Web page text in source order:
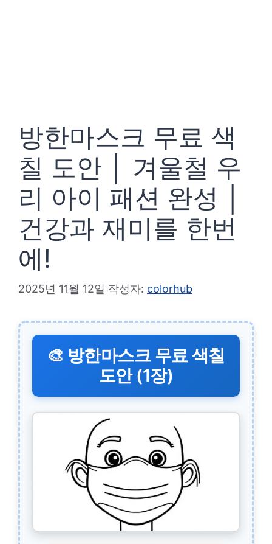
방한마스크 무료 색
칠 도안 │ 겨울철 우
리 아이 패션 완성 │
건강과 재미를 한번
에!
2025년 11월 12일 작성자: colorhub
🎨 방한마스크 무료 색칠
도안 (1장)